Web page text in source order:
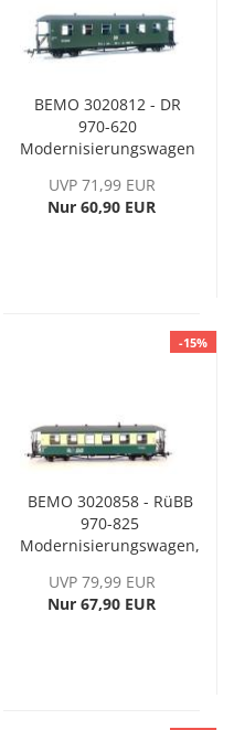
BEMO 3020812 - DR
970-620
Modernisierungswagen
UVP 71,99 EUR
Nur 60,90 EUR
-15%
BEMO 3020858 - RüBB
970-825
Modernisierungswagen,
UVP 79,99 EUR
Nur 67,90 EUR